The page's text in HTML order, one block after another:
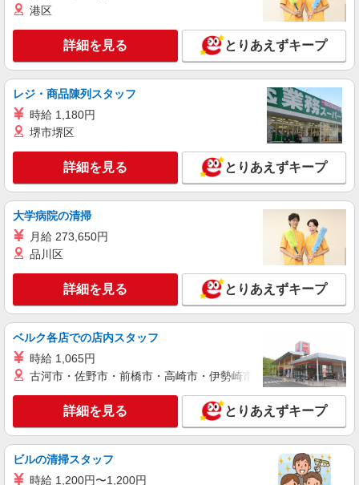
派遣社員
パーソルテンプスタッフ株式会社 名古屋コーディネートセンタ
ー/26-0603080
＼同じ業務の仲間がいて心強い＆お休みとりや
すい／入力多め＊社員サポ
時給1600円
愛知県名古屋市中村区／最寄駅：名古屋駅
＜駅チカ♪＞あおなみ線・名鉄・近鉄をご利用の方
キープ 詳細を見る
派遣社員
パーソルテンプスタッフ株式会社 名古屋コーディネートセンタ
ー/26-0605285
＼貿易デビュー応援♪／月収30万↑当社スタッ
時給1600円〜1650円（経験・能力による）
【月収例】308,100円（時給1650円・月21日・残
業20時間の場合）
愛知県名古屋市中村区／最寄駅：名古屋駅
※名駅直結！JR・名鉄・近鉄・あおなみ線の方も
キープ 詳細を見る
パーソルテンプスタッフ株式会社 名古屋コーディネートセンタ
★社員化実績あり《時短相談OK》ほぼ電話な
し＊ジムのお仕事♪
港区
詳細を見る とりあえずキープ
レジ・商品陳列スタッフ
時給 1,180円
堺市堺区
詳細を見る とりあえずキープ
大学病院の清掃
月給 273,650円
品川区
詳細を見る とりあえずキープ
ベルク各店での店内スタッフ
時給 1,065円
古河市・佐野市・前橋市・高崎市・伊勢崎市・太田市・館林市
詳細を見る とりあえずキープ
ビルの清掃スタッフ
時給 1,200円〜1,200円